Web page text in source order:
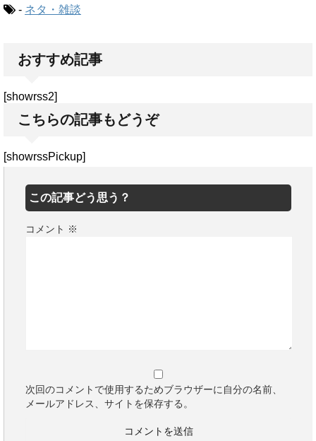
- ネタ・雑談
おすすめ記事
[showrss2]
こちらの記事もどうぞ
[showrssPickup]
この記事どう思う？
コメント ※
次回のコメントで使用するためブラウザーに自分の名前、
メールアドレス、サイトを保存する。